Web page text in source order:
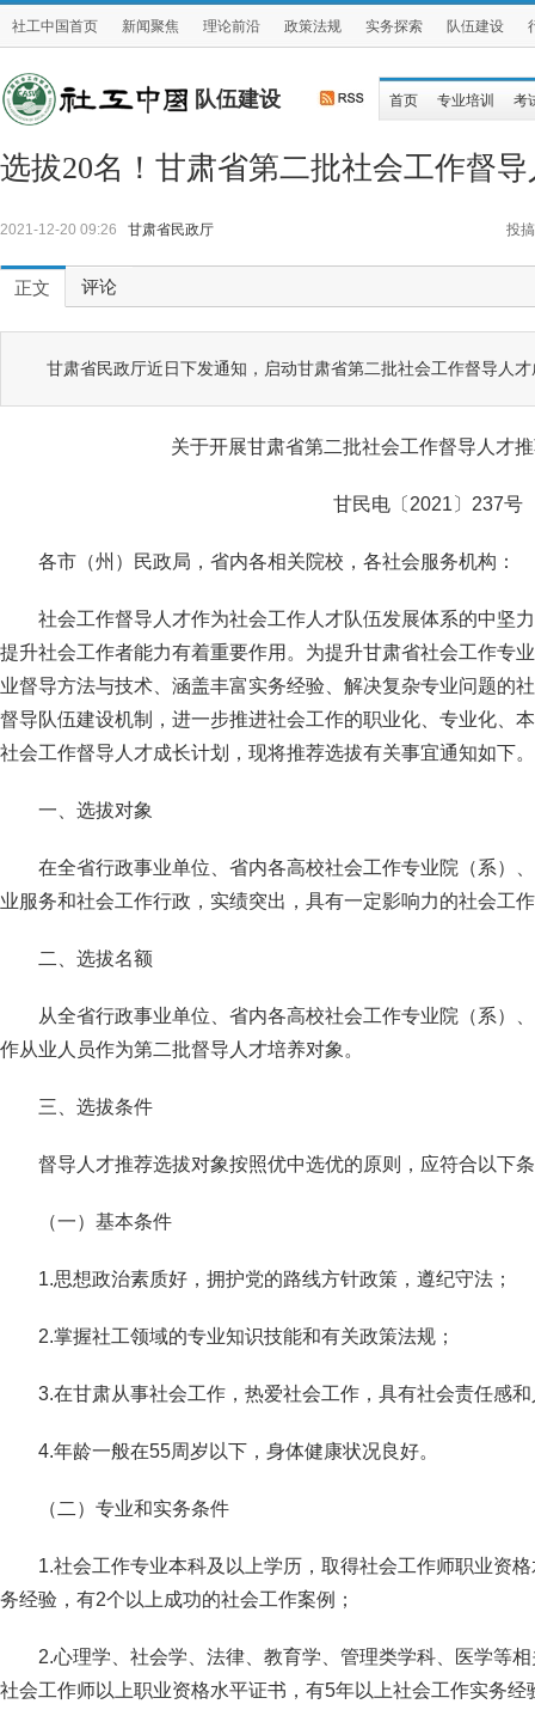
社工中国首页 新闻聚焦 理论前沿 政策法规 实务探索 队伍建设
队伍建设 首页 专业培训 考
选拔20名！甘肃省第二批社会工作督
2021-12-20 09:26 甘肃省民政厅 投搞
正文 评论
甘肃省民政厅近日下发通知，启动甘肃省第二批社会工作督导人
关于开展甘肃省第二批社会工作督导人才
甘民电〔2021〕237号
各市（州）民政局，省内各相关院校，各社会服务机构：
社会工作督导人才作为社会工作人才队伍发展体系的中坚
提升社会工作者能力有着重要作用。为提升甘肃省社会工作专
业督导方法与技术、涵盖丰富实务经验、解决复杂专业问题的
督导队伍建设机制，进一步推进社会工作的职业化、专业化、
社会工作督导人才成长计划，现将推荐选拔有关事宜通知如下。
一、选拔对象
在全省行政事业单位、省内各高校社会工作专业院（系）
业服务和社会工作行政，实绩突出，具有一定影响力的社会工
二、选拔名额
从全省行政事业单位、省内各高校社会工作专业院（系）
作从业人员作为第二批督导人才培养对象。
三、选拔条件
督导人才推荐选拔对象按照优中选优的原则，应符合以下
（一）基本条件
1.思想政治素质好，拥护党的路线方针政策，遵纪守法；
2.掌握社工领域的专业知识技能和有关政策法规；
3.在甘肃从事社会工作，热爱社会工作，具有社会责任感
4.年龄一般在55周岁以下，身体健
（二）专业和实务条件
1.社会工作专业本科及以上学历，取得社会工作师职业资
务经验，有2个以上成功的社会工作案例；
2.心理学、社会学、法律、教育学、管理类学科、医学等
社会工作师以上职业资格水平证书，有5年以上社会工作实务经